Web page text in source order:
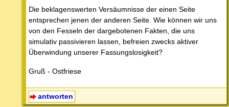
Die beklagenswerten Versäumnisse der einen Seite
entsprechen jenen der anderen Seite. Wie können wir uns
von den Fesseln der dargebotenen Fakten, die uns
simulativ passivieren lassen, befreien zwecks aktiver
Überwindung unserer Fassungslosigkeit?
Gruß - Ostfriese
antworten